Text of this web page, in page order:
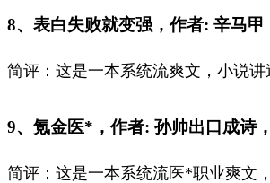
8、表白失败就变强，作者: 辛马甲
简评：这是一本系统流爽文，小说
9、氪金医*，作者: 孙帅出口成诗
简评：这是一本系统流医*职业爽文